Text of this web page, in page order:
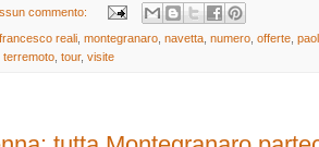
commento:
francesco reali montegranaro navetta numero offerte
terremoto tour, visite